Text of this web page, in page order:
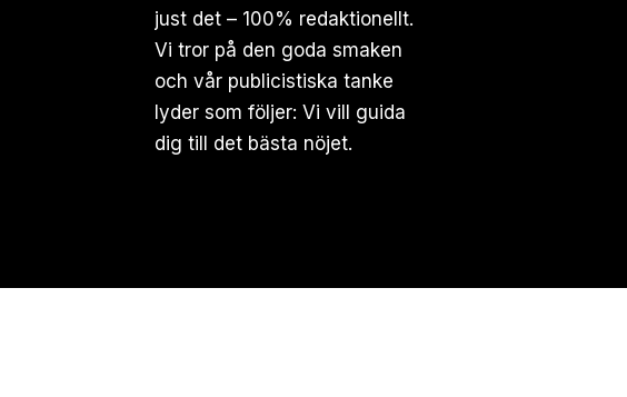
just det – 100% redaktionellt.
Vi tror på den goda smaken
och vår publicistiska tanke
lyder som följer: Vi vill guida
dig till det bästa nöjet.